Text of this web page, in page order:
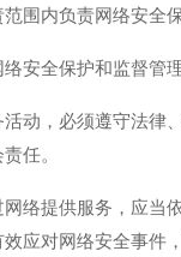
围内负责网络安全
安全保护和监督管
动，必须遵守法律
任。
络提供服务，应当
应对网络安全事件